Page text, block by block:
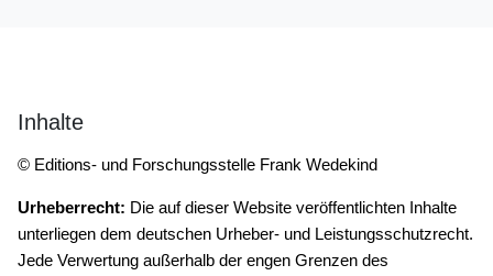
Inhalte
© Editions- und Forschungsstelle Frank Wedekind
Urheberrecht: Die auf dieser Website veröffentlichten Inhalte
unterliegen dem deutschen Urheber- und Leistungsschutzrecht.
Jede Verwertung außerhalb der engen Grenzen des